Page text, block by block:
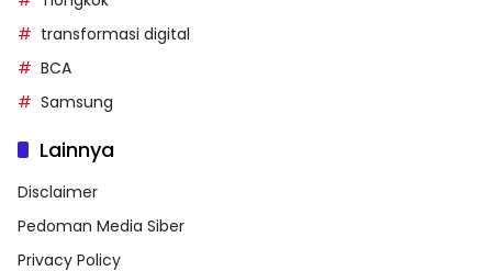
transformasi digital
BCA
Samsung
Lainnya
Disclaimer
Pedoman Media Siber
Privacy Policy